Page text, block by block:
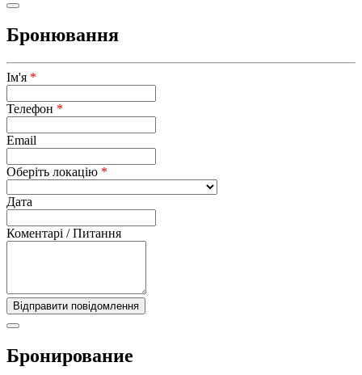
Бронювання
Ім'я *
Телефон *
Email
Оберіть локацію *
Дата
Коментарі / Питання
Бронирование